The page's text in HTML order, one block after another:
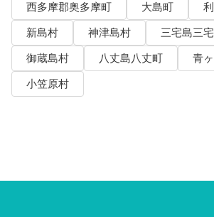
西多摩郡奥多摩町
大島町
新島村
神津島村
三宅島三
御蔵島村
八丈島八丈町
青
小笠原村